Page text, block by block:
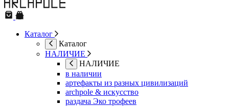
Каталог
Каталог
НАЛИЧИЕ
НАЛИЧИЕ
в наличии
артефакты из разных цивилизаций
archpole & искусство
раздача Эко трофеев